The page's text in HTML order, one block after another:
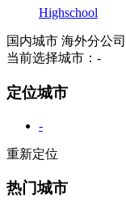
Highschool
国内城市 海外分公司
当前选择城市： -
定位城市
-
重新定位
热门城市